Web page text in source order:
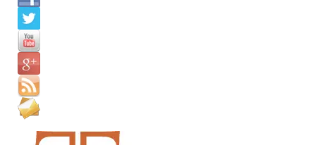
Anticipazioni
News
Palazzi consiglia
Video
Chi siamo